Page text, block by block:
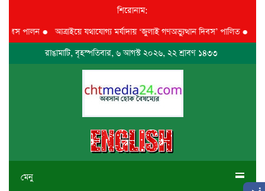
শিরোনাম:
পালন●আত্রাইয়ে যথাযোগ্য মর্যাদায় ‘জুলাই গণঅভ্যুত্থান দিবস’ পালিত●
রাঙামাটি, বৃহস্পতিবার, ৬ আগস্ট ২০২৬, ২২ শ্রাবণ ১৪৩৩
মেনু